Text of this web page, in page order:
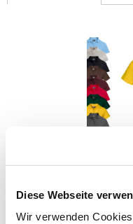
Diese Webseite
Wir verwenden
Hochwertig verarbeitete